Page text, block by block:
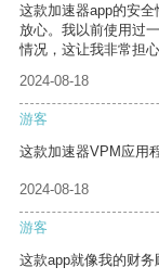
这款加速器app的安
放心。我以前使用过
情况，这让我非常担心
2024-08-18
游客
这款加速器VPM应用
2024-08-18
游客
这款app就像我的财务